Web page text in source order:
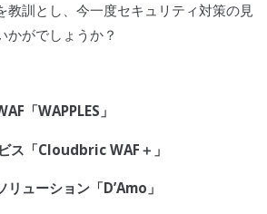
教訓とし、今一度セキュリティ対策の見
かがでしょうか？
「WAPPLES 」
ス 「Cloudbric WAF ＋」
リューション「D’Amo 」